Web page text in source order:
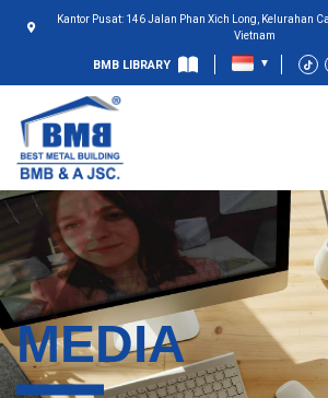
Kantor Pusat: 146 Jalan Phan Xich Long, Kelurahan
Vietnam
BMB LIBRARY
MEDIA